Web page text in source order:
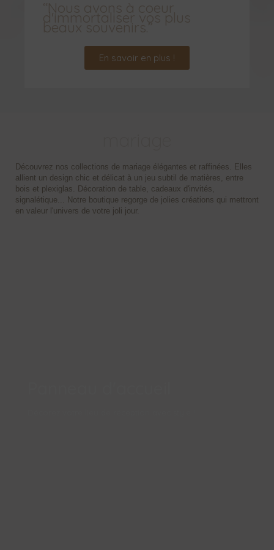
En savoir en plus !
Découvrez nos collections de mariage élégantes et raffinées. Elles
allient un design chic et délicat à un jeu subtil de matières, entre
bois et plexiglas. Décoration de table, cadeaux d'invités,
signalétique... Notre boutique regorge de jolies créations qui mettront
en valeur l'univers de votre joli jour.